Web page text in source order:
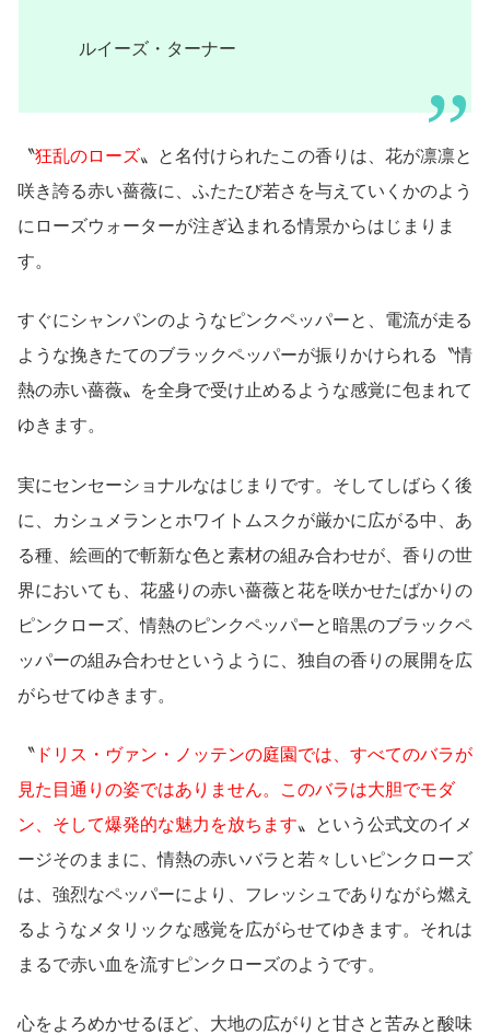
ルイーズ・ターナー
〝狂乱のローズ〟と名付けられたこの香りは、花が凛凛と
咲き誇る赤い薔薇に、ふたたび若さを与えていくかのよう
にローズウォーターが注ぎ込まれる情景からはじまりま
す。
すぐにシャンパンのようなピンクペッパーと、電流が走る
ような挽きたてのブラックペッパーが振りかけられる〝情
熱の赤い薔薇〟を全身で受け止めるような感覚に包まれて
ゆきます。
実にセンセーショナルなはじまりです。そしてしばらく後
に、カシュメランとホワイトムスクが厳かに広がる中、あ
る種、絵画的で斬新な色と素材の組み合わせが、香りの世
界においても、花盛りの赤い薔薇と花を咲かせたばかりの
ピンクローズ、情熱のピンクペッパーと暗黒のブラックペ
ッパーの組み合わせというように、独自の香りの展開を広
がらせてゆきます。
〝 ドリス・ヴァン・ノッテンの庭園では、すべてのバラが
見た目通りの姿ではありません。このバラは大胆でモダ
ン、そして爆発的な魅力を放ちます〟という公式文のイメ
ージそのままに、情熱の赤いバラと若々しいピンクローズ
は、強烈なペッパーにより、フレッシュでありながら燃え
るようなメタリックな感覚を広がらせてゆきます。それは
まるで赤い血を流すピンクローズのようです。
心をよろめかせるほど、大地の広がりと甘さと苦みと酸味